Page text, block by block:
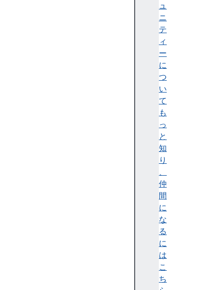
ュ
ニ
テ
ィ
ー
に
つ
い
て
も
っ
と
知
り
、
仲
間
に
な
る
に
は
こ
ち